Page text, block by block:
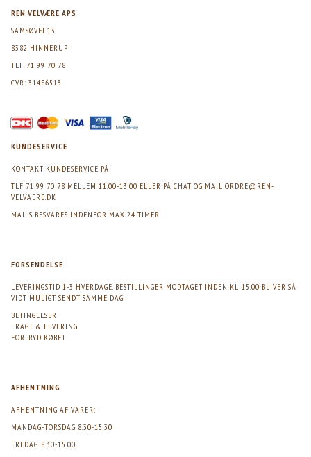
REN VELVÆRE APS
SAMSØVEJ 13
8382 HINNERUP
TLF. 71 99 70 78
CVR: 31486513
KUNDESERVICE
KONTAKT KUNDESERVICE PÅ
TLF 71 99 70 78 MELLEM 11.00-13.00 ELLER PÅ CHAT OG MAIL ORDRE@REN-
VELVAERE.DK
MAILS BESVARES INDENFOR MAX 24 TIMER
FORSENDELSE
LEVERINGSTID 1-3 HVERDAGE. BESTILLINGER MODTAGET INDEN KL. 15.00 BLIVER SÅ
VIDT MULIGT SENDT SAMME DAG
BETINGELSER
FRAGT & LEVERING
FORTRYD KØBET
AFHENTNING
AFHENTNING AF VARER:
MANDAG-TORSDAG 8.30-15.30
FREDAG. 8.30-15.00